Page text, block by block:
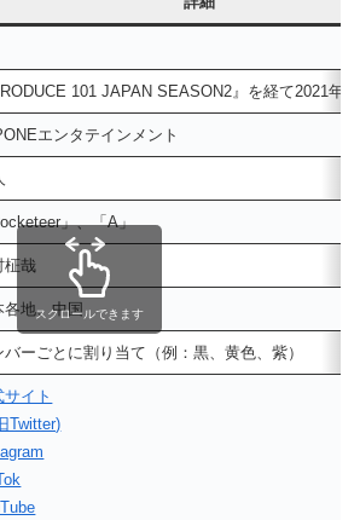
101 JAPAN SEASON2』を経て2021年
エンタテインメント
」、「A」
柾哉
各地、中国
バーごとに割り当て（例：黒、黄色、紫）
サイト
Twitter)
スクロールできます